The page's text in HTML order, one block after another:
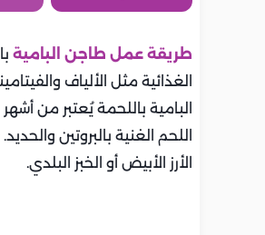
طريقة عمل طاجن البامية
الغذائية مثل الألياف
البامية باللحمة يُعتبر من
اللحم الغنية بالبروتين
الأرز الأبيض أو الخبز البلدي.